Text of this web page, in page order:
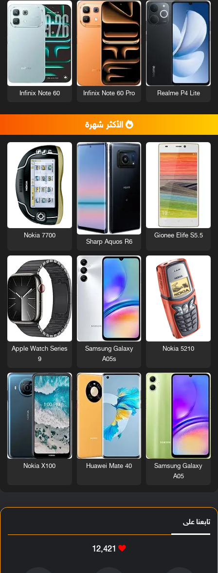
Realme P4 Lite
Infinix Note 60 Pro
Infinix Note 60
الأكثر شهرة
Gionee Elife S5.5
Sharp Aquos R6
Nokia 7700
Nokia 5210
Samsung Galaxy
A05s
Apple Watch Series
9
Samsung Galaxy
A05
Huawei Mate 40
Nokia X100
تابعنا على
12٬421